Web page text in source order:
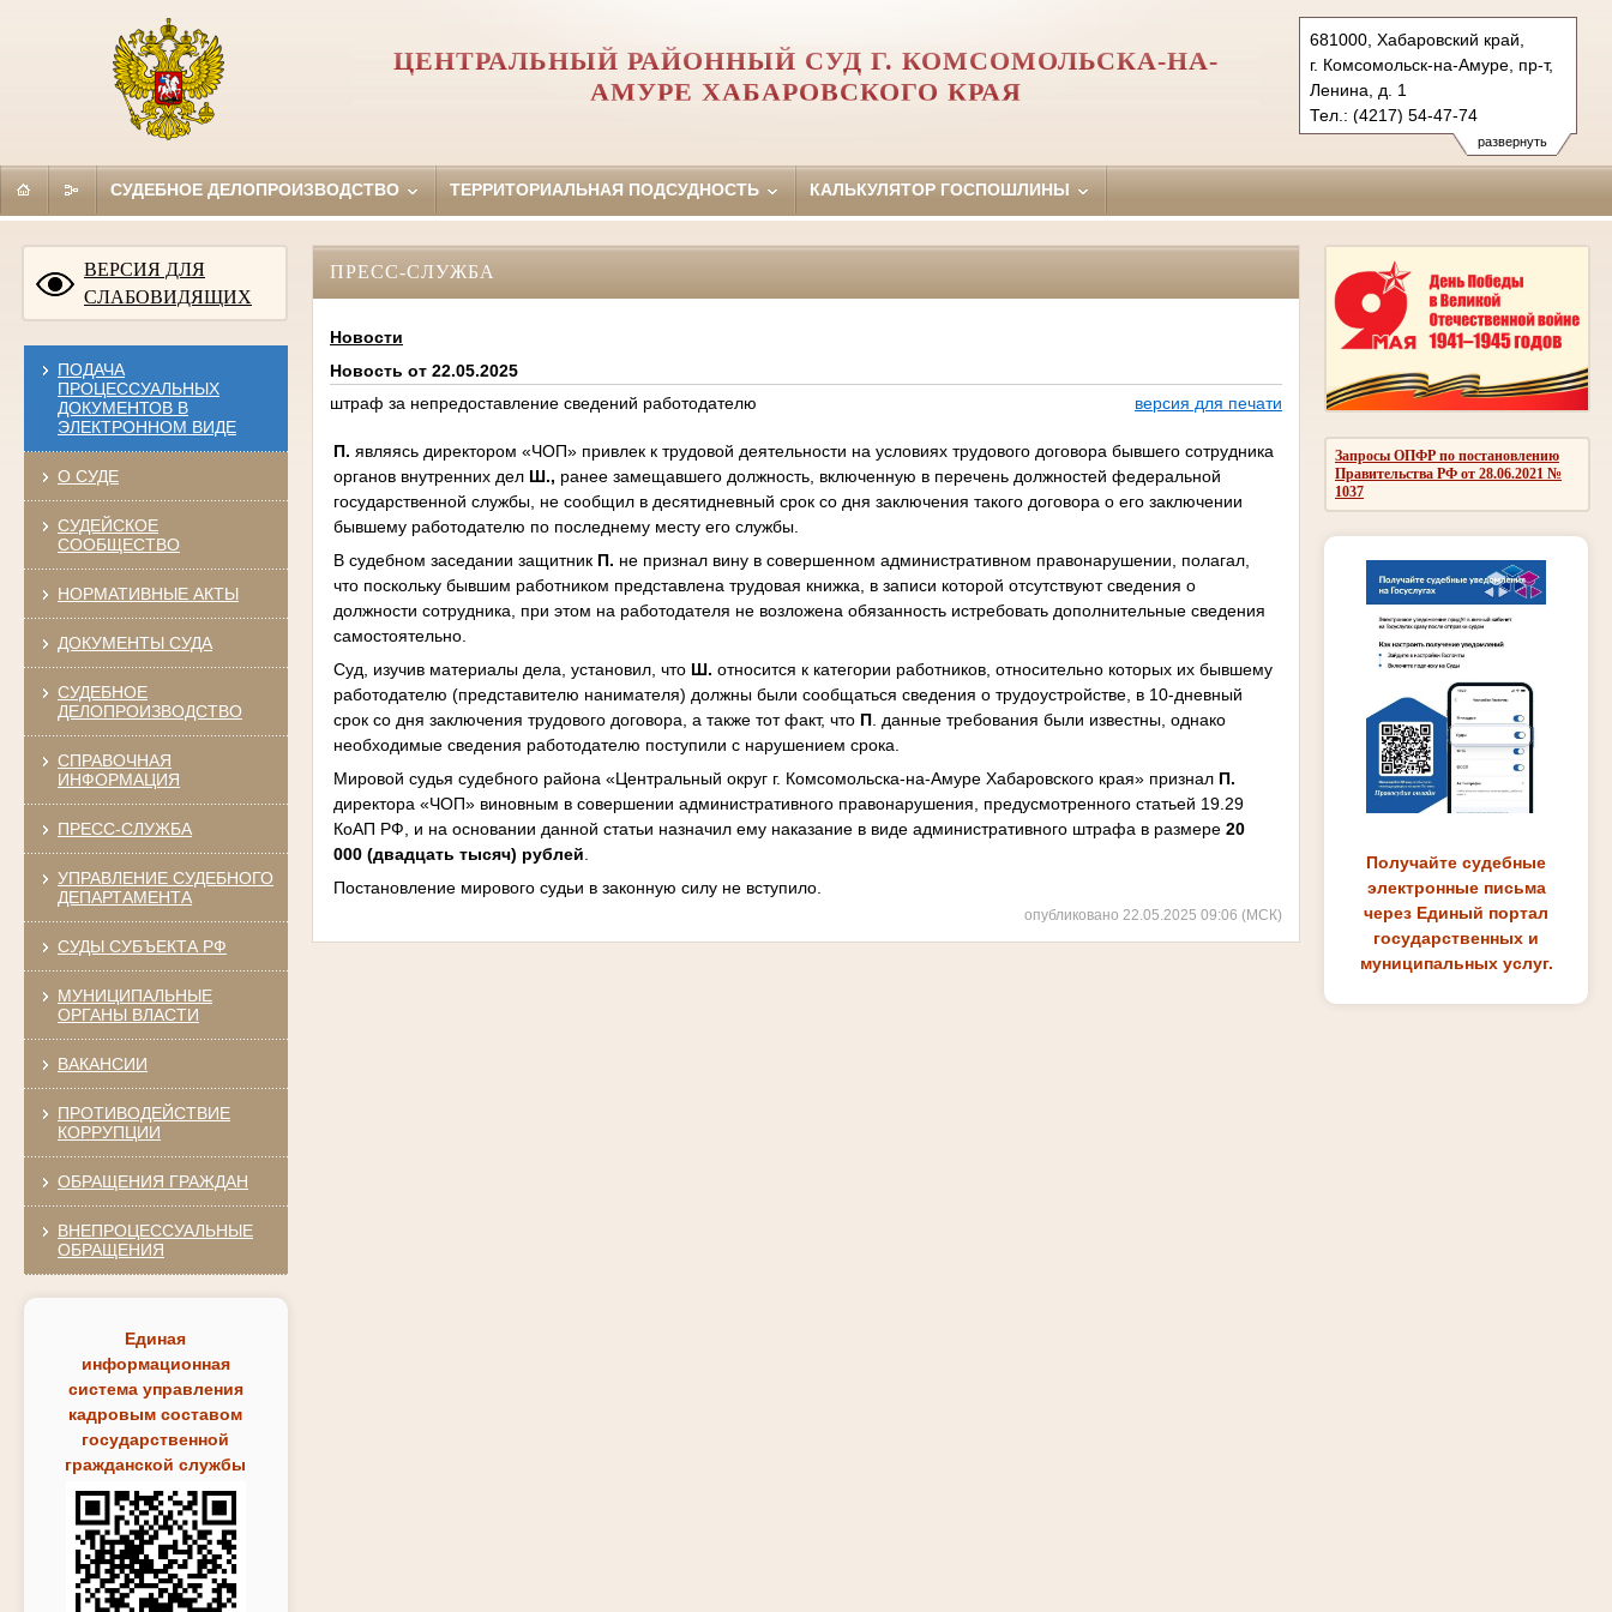
развернуть
681000, Хабаровский край,
г. Комсомольск-на-Амуре, пр-т,
Ленина, д. 1
Тел.: (4217) 54-47-74
centralny.hbr@sudrf.ru
ЦЕНТРАЛЬНЫЙ РАЙОННЫЙ СУД Г. КОМСОМОЛЬСКА-НА-
АМУРЕ ХАБАРОВСКОГО КРАЯ
СУДЕБНОЕ ДЕЛОПРОИЗВОДСТВО ТЕРРИТОРИАЛЬНАЯ ПОДСУДНОСТЬ КАЛЬКУЛЯТОР ГОСПОШЛИНЫ
ВЕРСИЯ ДЛЯ
СЛАБОВИДЯЩИХ
ПОДАЧА
ПРОЦЕССУАЛЬНЫХ
ДОКУМЕНТОВ В
ЭЛЕКТРОННОМ ВИДЕ
О СУДЕ
СУДЕЙСКОЕ
СООБЩЕСТВО
НОРМАТИВНЫЕ АКТЫ
ДОКУМЕНТЫ СУДА
СУДЕБНОЕ
ДЕЛОПРОИЗВОДСТВО
СПРАВОЧНАЯ
ИНФОРМАЦИЯ
ПРЕСС-СЛУЖБА
УПРАВЛЕНИЕ СУДЕБНОГО
ДЕПАРТАМЕНТА
СУДЫ СУБЪЕКТА РФ
МУНИЦИПАЛЬНЫЕ
ОРГАНЫ ВЛАСТИ
ВАКАНСИИ
ПРОТИВОДЕЙСТВИЕ
КОРРУПЦИИ
ОБРАЩЕНИЯ ГРАЖДАН
ВНЕПРОЦЕССУАЛЬНЫЕ
ОБРАЩЕНИЯ
Единая
информационная
система управления
кадровым составом
государственной
гражданской службы
Запросы ОПФР по постановлению
Правительства РФ от 28.06.2021 №
1037
Получайте судебные
электронные письма
через Единый портал
государственных и
муниципальных услуг.
ПРЕСС-СЛУЖБА
Новости
Новость от 22.05.2025
штраф за непредоставление сведений работодателю
версия для печати
П. являясь директором «ЧОП» привлек к трудовой деятельности на условиях трудового договора бывшего сотрудника
органов внутренних дел Ш., ранее замещавшего должность, включенную в перечень должностей федеральной
государственной службы, не сообщил в десятидневный срок со дня заключения такого договора о его заключении
бывшему работодателю по последнему месту его службы.
В судебном заседании защитник П. не признал вину в совершенном административном правонарушении, полагал,
что поскольку бывшим работником представлена трудовая книжка, в записи которой отсутствуют сведения о
должности сотрудника, при этом на работодателя не возложена обязанность истребовать дополнительные сведения
самостоятельно.
Суд, изучив материалы дела, установил, что Ш. относится к категории работников, относительно которых их бывшему
работодателю (представителю нанимателя) должны были сообщаться сведения о трудоустройстве, в 10-дневный
срок со дня заключения трудового договора, а также тот факт, что П . данные требования были известны, однако
необходимые сведения работодателю поступили с нарушением срока.
Мировой судья судебного района «Центральный округ г. Комсомольска-на-Амуре Хабаровского края» признал П.
директора «ЧОП» виновным в совершении административного правонарушения, предусмотренного статьей 19.29
КоАП РФ, и на основании данной статьи назначил ему наказание в виде административного штрафа в размере20
000 (двадцать тысяч) рублей
Постановление мирового судьи в законную силу не вступило.
опубликовано 22.05.2025 09:06 (МСК)